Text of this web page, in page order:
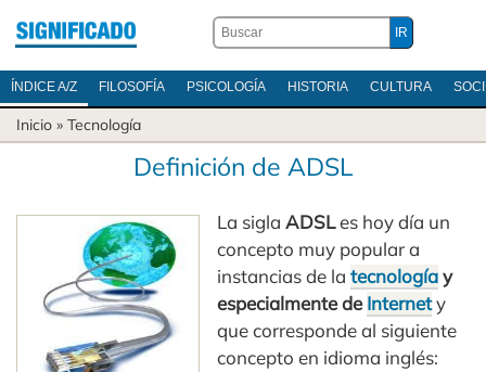
ÍNDICE A/Z FILOSOFÍA PSICOLOGÍA HISTORIA CULTURA
Inicio » Tecnología
Definición de ADSL
La sigla ADSLes hoy día un
concepto muy popular a
instancias de latecnologíay
especialmente deInternety
que corresponde al siguiente
concepto en idioma inglés: